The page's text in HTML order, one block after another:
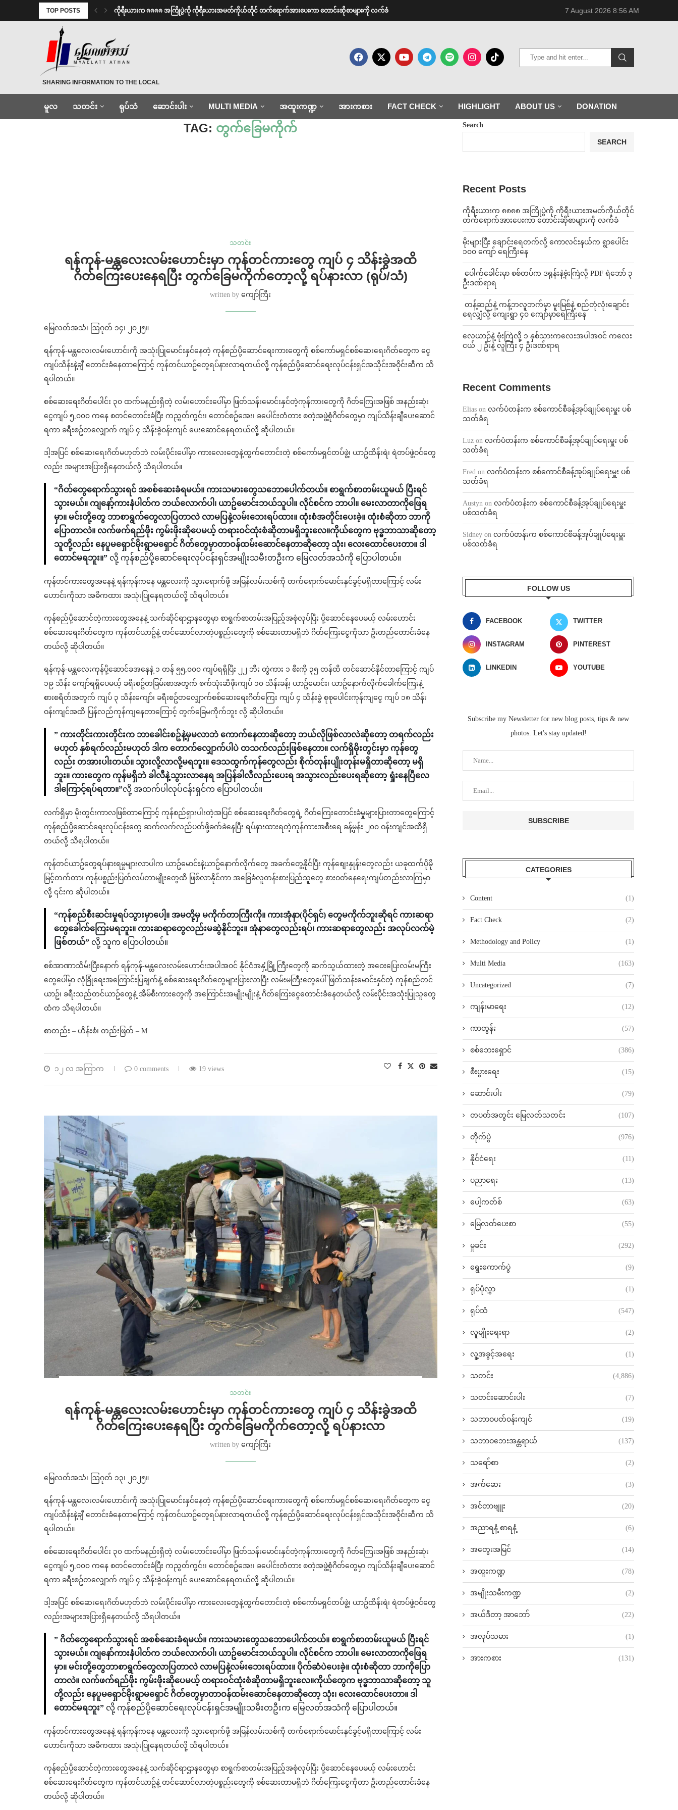
TOP POSTS ကိုရီးယားက ၈၈၈၈ အကြိုပွဲကို ကိုရီးယားအမတ်ကိုယ်တိုင် တက်ရောက်အားပေးကာ တောင်းဆိုစာများကို လက်ခံ 7 August 2026 8:56 AM
MYAELATT ATHAN
SHARING INFORMATION TO THE LOCAL
မူလ သတင်း ရုပ်သံ ဆောင်းပါး MULTI MEDIA အထူးကဏ္ဍ အားကစား FACT CHECK HIGHLIGHT ABOUT US DONATION
Home တွက်ခြေမကိုက်
TAG: တွက်ခြေမကိုက်
သတင်း
⁨ရန်ကုန်-မန္တလေးလမ်းဟောင်းမှာ ကုန်တင်ကားတွေ ကျပ် ၄ သိန်းခွဲအထိ
ဂိတ်ကြေးပေးနေရပြီး တွက်ခြေမကိုက်တော့လို့ ရပ်နားလာ (ရုပ်/သံ)
written byကျော်ကြီး
မြေလတ်အသံ၊ ဩဂုတ် ၁၄၊ ၂၀၂၅။
ရန်ကုန်-မန္တလေးလမ်းဟောင်းကို အသုံးပြုမောင်းနှင်နေတဲ့ ကုန်စည်ပို့ဆောင်ရေးကားတွေကို စစ်ကော်မရှင်စစ်ဆေးရေးဂိတ်တွေက ငွေ
ကျပ်သိန်းနဲ့ချီ တောင်းခံနေတာကြောင့် ကုန်တင်ယာဥ်တွေရပ်နားလာရတယ်လို့ ကုန်စည်ပို့ဆောင်ရေးလုပ်ငန်းရှင်အသိုင်းအဝိုင်းဆီက သိ
ရပါတယ်။
စစ်ဆေးရေးဂိတ်ပေါင်း ၃၀ ထက်မနည်းရှိတဲ့ လမ်းဟောင်းပေါ်မှာ ဖြတ်သန်းမောင်းနှင်တဲ့ကုန်ကားတွေကို ဂိတ်ကြေးအဖြစ် အနည်းဆုံး
ငွေကျပ် ၅,၀၀၀ ကနေ စတင်တောင်းခံပြီး ကညွှတ်ကွင်း၊ တောင်စဥ်အေး၊ ခပေါင်းတံတား စတဲ့အဖွဲ့စုံဂိတ်တွေမှာ ကျပ်သိန်းချီပေးဆောင်
ရကာ ခရီးစဥ်တလျှောက် ကျပ် ၄ သိန်းခွဲဝန်းကျင် ပေးဆောင်နေရတယ်လို့ ဆိုပါတယ်။
ဒါ့အပြင် စစ်ဆေးရေးဂိတ်မဟုတ်ဘဲ လမ်းပိုင်းပေါ်မှာ ကားလေးတွေနဲ့ထွက်တောင်းတဲ့ စစ်ကော်မရှင်တပ်ဖွဲ့၊ ယာဥ်ထိန်းရဲ၊ ရဲတပ်ဖွဲ့ဝင်တွေ
လည်း အများအပြားရှိနေတယ်လို့ သိရပါတယ်။
“ဂိတ်တွေရောက်သွားရင် အစစ်ဆေးခံရမယ်။ ကားသမားတွေသဘောပေါက်တယ်။ စာရွက်စာတမ်းယူမယ် ပြီးရင်
သွားမယ်။ ကျနော့်ကားနံပါတ်က ဘယ်လောက်ပါ၊ ယာဥ်မောင်းဘယ်သူပါ။ လိုင်စင်က ဘာပါ။ မေးလာတာကိုဖြေရ
မှာ။ မင်းတို့တွေ ဘာစာရွက်တွေလာပြတာလဲ လာမပြနဲ့လမ်းဘေးရပ်ထား။ ထုံးစံအတိုင်းပေးခဲ့။ ထုံးစံဆိုတာ ဘာကို
ပြောတာလဲ။ လက်ဖက်ရည်ဖိုး ကွမ်းဖိုးဆိုပေမယ့် တရားဝင်ထုံးစံဆိုတာမရှိဘူးလေ။ကိုယ်တွေက ဗုဒ္ဓဘာသာဆိုတော့
သူတို့လည်း နေပူမရှောင်မိုးရွာမရှောင် ဂိတ်တွေမှာတာဝန်ထမ်းဆောင်နေတာဆိုတော့ သုံး၊ လေးထောင်ပေးတာ။ ဒါ
တောင်မရဘူး။” လို့ ကုန်စည်ပို့ဆောင်ရေးလုပ်ငန်းရှင်အမျိုးသမီးတဦးက မြေလတ်အသံကို ပြောပါတယ်။
ကုန်တင်ကားတွေအနေနဲ့ ရန်ကုန်ကနေ မန္တလေးကို သွားရောက်ဖို့ အမြန်လမ်းသစ်ကို တက်ရောက်မောင်းနှင်ခွင့်မရှိတာကြောင့် လမ်း
ဟောင်းကိုသာ အဓိကထား အသုံးပြုနေရတယ်လို့ သိရပါတယ်။
ကုန်စည်ပို့ဆောင်တဲ့ကားတွေအနေနဲ့ သက်ဆိုင်ရာဌာနတွေမှာ စာရွက်စာတမ်းအပြည့်အစုံလုပ်ပြီး ပို့ဆောင်နေပေမယ့် လမ်းဟောင်း
စစ်ဆေးရေးဂိတ်တွေက ကုန်တင်ယာဥ်နဲ့ တင်ဆောင်လာတဲ့ပစ္စည်းတွေကို စစ်ဆေးတာမရှိဘဲ ဂိတ်ကြေးငွေကိုသာ ဦးတည်တောင်းခံနေ
တယ်လို့ ဆိုပါတယ်။
ရန်ကုန်-မန္တလေးကုန်ပို့ဆောင်ခအနေနဲ့ ၁ တန် ၅၅,၀၀၀ ကျပ်ရရှိပြီး ၂၂ ဘီး တွဲကား ၁ စီးကို ၃၅ တန်ထိ တင်ဆောင်နိုင်တာကြောင့် ကျပ်
၁၉ သိန်း ကျော်ရရှိပေမယ့် ခရီးစဥ်တခြမ်းစာအတွက် စက်သုံးဆီဖိုးကျပ် ၁၀ သိန်းခန့်၊ ယာဥ်မောင်း၊ ယာဥ်နောက်လိုက်ခေါက်ကြေးနဲ့
စားစရိတ်အတွက် ကျပ် ၃ သိန်းကျော်၊ ခရီးစဥ်တလျှောက်စစ်ဆေးရေးဂိတ်ကြေး ကျပ် ၄ သိန်းခွဲ စုစုပေါင်းကုန်ကျငွေ ကျပ် ၁၈ သိန်း
ဝန်းကျင်အထိ ပြန်လည်ကုန်ကျနေတာကြောင့် တွက်ခြေမကိုက်ဘူး လို့ ဆိုပါတယ်။
” ကားတိုင်းကားတိုင်းက ဘာခေါင်းစဥ်နဲ့မှမလာဘဲ ကောက်နေတာဆိုတော့ ဘယ်လိုဖြစ်လာလဲဆိုတော့ တရက်လည်း
မဟုတ် နှစ်ရက်လည်းမဟုတ် ဒါက တောက်လျှောက်ပါပဲ တသက်လည်းဖြစ်နေတာ။ လက်ရှိမိုးတွင်းမှာ ကုန်တွေ
လည်း တအားပါးတယ်။ သွားလို့လာလို့မရဘူး။ ဒေသထွက်ကုန်တွေလည်း စိုက်တုန်းပျိုးတုန်းမရှိတာဆိုတော့ မရှိ
ဘူး။ ကားတွေက ကုန်မရှိဘဲ ခါလီနဲ့သွားလာနေရ အပြန်ခါလီလည်းပေးရ အသွားလည်းပေးရဆိုတော့ ရှုံးနေပြီလေ
ဒါကြောင့်ရပ်ရတာ။”လို့ အထက်ပါလုပ်ငန်းရှင်က ပြောပါတယ်။
လက်ရှိမှာ မိုးတွင်းကာလဖြစ်တာကြောင့် ကုန်စည်ရှားပါးတဲ့အပြင် စစ်ဆေးရေးဂိတ်တွေရဲ့ ဂိတ်ကြေးတောင်းခံမှုများပြားတာတွေကြောင့်
ကုန်စည်ပို့ဆောင်ရေးလုပ်ငန်းတွေ ဆက်လက်လည်ပတ်ဖို့ခက်ခဲနေပြီး ရပ်နားထားရတဲ့ကုန်ကားအစီးရေ ခန့်မှန်း ၂၀၀ ဝန်းကျင်အထိရှိ
တယ်လို့ သိရပါတယ်။
ကုန်တင်ယာဥ်တွေရပ်နားရမှုများလာပါက ယာဥ်မောင်းနဲ့ယာဥ်နောက်လိုက်တွေ အခက်တွေ့နိုင်ပြီး ကုန်စျေးနှုန်းတွေလည်း ယခုထက်ပိုမို
မြင့်တက်တာ၊ ကုန်ပစ္စည်းပြတ်လပ်တာမျိုးတွေထိ ဖြစ်လာနိုင်ကာ အခြေခံလူတန်းစားပြည်သူတွေ စားဝတ်နေရေးကျပ်တည်းလာကြမှာ
လို့ ၎င်းက ဆိုပါတယ်။
“ကုန်စည်စီးဆင်းမှုရပ်သွားမှာပေါ့။ အမတို့မှ မကိုက်တာကြီးကို။ ကားအုံနာ(ပိုင်ရှင်) တွေမကိုက်ဘူးဆိုရင် ကားဆရာ
တွေခေါက်ကြေးမရဘူး။ ကားဆရာတွေလည်းမဆွဲနိုင်ဘူး။ အုံနာတွေလည်းရပ်၊ ကားဆရာတွေလည်း အလုပ်လက်မဲ့
ဖြစ်တယ်” လို့ သူက ပြောပါတယ်။
စစ်အာဏာသိမ်းပြီးနောက် ရန်ကုန်-မန္တလေးလမ်းဟောင်းအပါအဝင် နိုင်ငံအနှံ့မြို့ကြီးတွေကို ဆက်သွယ်ထားတဲ့ အဝေးပြေးလမ်းမကြီး
တွေပေါ်မှာ လုံခြုံရေးအကြောင်းပြချက်နဲ့ စစ်ဆေးရေးဂိတ်တွေများပြားလာပြီး လမ်းမကြီးတွေပေါ် ဖြတ်သန်းမောင်းနှင်တဲ့ ကုန်စည်တင်
ယာဥ်၊ ခရီးသည်တင်ယာဥ်တွေနဲ့ အိမ်စီးကားတွေကို အကြောင်းအမျိုးမျိုးနဲ့ ဂိတ်ကြေးငွေတောင်းခံနေတယ်လို့ လမ်းပိုင်းအသုံးပြုသူတွေ
ထံက သိရပါတယ်။
စာတည်း – ဟိန်းစံ၊ တည်းဖြတ် – M
၁၂ လ အကြာက 0 comments 19 views
သတင်း
ရန်ကုန်-မန္တလေးလမ်းဟောင်းမှာ ကုန်တင်ကားတွေ ကျပ် ၄ သိန်းခွဲအထိ
ဂိတ်ကြေးပေးနေရပြီး တွက်ခြေမကိုက်တော့လို့ ရပ်နားလာ
written byကျော်ကြီး
မြေလတ်အသံ၊ ဩဂုတ် ၁၃၊ ၂၀၂၅။
ရန်ကုန်-မန္တလေးလမ်းဟောင်းကို အသုံးပြုမောင်းနှင်နေတဲ့ ကုန်စည်ပို့ဆောင်ရေးကားတွေကို စစ်ကော်မရှင်စစ်ဆေးရေးဂိတ်တွေက ငွေ
ကျပ်သိန်းနဲ့ချီ တောင်းခံနေတာကြောင့် ကုန်တင်ယာဥ်တွေရပ်နားလာရတယ်လို့ ကုန်စည်ပို့ဆောင်ရေးလုပ်ငန်းရှင်အသိုင်းအဝိုင်းဆီက သိ
ရပါတယ်။
စစ်ဆေးရေးဂိတ်ပေါင်း ၃၀ ထက်မနည်းရှိတဲ့ လမ်းဟောင်းပေါ်မှာ ဖြတ်သန်းမောင်းနှင်တဲ့ကုန်ကားတွေကို ဂိတ်ကြေးအဖြစ် အနည်းဆုံး
ငွေကျပ် ၅,၀၀၀ ကနေ စတင်တောင်းခံပြီး ကညွတ်ကွင်း၊ တောင်စဥ်အေး၊ ခပေါင်းတံတား စတဲ့အဖွဲ့စုံဂိတ်တွေမှာ ကျပ်သိန်းချီပေးဆောင်
ရကာ ခရီးစဥ်တလျှောက် ကျပ် ၄ သိန်းခွဲဝန်းကျင် ပေးဆောင်နေရတယ်လို့ ဆိုပါတယ်။
ဒါ့အပြင် စစ်ဆေးရေးဂိတ်မဟုတ်ဘဲ လမ်းပိုင်းပေါ်မှာ ကားလေးတွေနဲ့ထွက်တောင်းတဲ့ စစ်ကော်မရှင်တပ်ဖွဲ့၊ ယာဥ်ထိန်းရဲ၊ ရဲတပ်ဖွဲ့ဝင်တွေ
လည်းအများအပြားရှိနေတယ်လို့ သိရပါတယ်။
” ဂိတ်တွေရောက်သွားရင် အစစ်ဆေးခံရမယ်။ ကားသမားတွေသဘောပေါက်တယ်။ စာရွက်စာတမ်းယူမယ် ပြီးရင်
သွားမယ်။ ကျနော်ကားနံပါတ်က ဘယ်လောက်ပါ၊ ယာဥ်မောင်းဘယ်သူပါ။ လိုင်စင်က ဘာပါ။ မေးလာတာကိုဖြေရ
မှာ။ မင်းတို့တွေဘာစာရွက်တွေလာပြတာလဲ လာမပြနဲ့လမ်းဘေးရပ်ထား။ ပိုက်ဆံပဲပေးခဲ့။ ထုံးစံဆိုတာ ဘာကိုပြော
တာလဲ။ လက်ဖက်ရည်ဖိုး ကွမ်းဖိုးဆိုပေမယ့် တရားဝင်ထုံးစံဆိုတာမရှိဘူးလေ။ကိုယ်တွေက ဗုဒ္ဓဘာသာဆိုတော့ သူ
တို့လည်း နေပူမရှောင်မိုးရွာမရှောင် ဂိတ်တွေမှာတာဝန်ထမ်းဆောင်နေတာဆိုတော့ သုံး၊ လေးထောင်ပေးတာ။ ဒါ
တောင်မရဘူး” လို့ ကုန်စည်ပို့ဆောင်ရေးလုပ်ငန်းရှင်အမျိုးသမီးတဦးက မြေလတ်အသံကို ပြောပါတယ်။
ကုန်တင်ကားတွေအနေနဲ့ ရန်ကုန်ကနေ မန္တလေးကို သွားရောက်ဖို့ အမြန်လမ်းသစ်ကို တက်ရောက်မောင်းနှင်ခွင့်မရှိတာကြောင့် လမ်း
ဟောင်းကိုသာ အဓိကထား အသုံးပြုနေရတယ်လို့ သိရပါတယ်။
ကုန်စည်ပို့ဆောင်တဲ့ကားတွေအနေနဲ့ သက်ဆိုင်ရာဌာနတွေမှာ စာရွက်စာတမ်းအပြည့်အစုံလုပ်ပြီး ပို့ဆောင်နေပေမယ့် လမ်းဟောင်း
စစ်ဆေးရေးဂိတ်တွေက ကုန်တင်ယာဥ်နဲ့ တင်ဆောင်လာတဲ့ပစ္စည်းတွေကို စစ်ဆေးတာမရှိဘဲ ဂိတ်ကြေးငွေကိုတာ ဦးတည်တောင်းခံနေ
တယ်လို့ ဆိုပါတယ်။
Search
SEARCH
Recent Posts
ကိုရီးယားက ၈၈၈၈ အကြိုပွဲကို ကိုရီးယားအမတ်ကိုယ်တိုင်
တက်ရောက်အားပေးကာ တောင်းဆိုစာများကို လက်ခံ
⁨မိုးများပြီး ချောင်းရေတက်လို့ ကောလင်းနယ်က ရွာပေါင်း
၁၀၀ ကျော် ရေကြီးနေ
⁩ ⁨ပေါက်ခေါင်းမှာ စစ်တပ်က ဒရုန်းနဲ့ဗုံးကြဲလို့ PDF ရဲဘော် ၃
ဦးဒဏ်ရာရ
⁩ ⁨တန့်ဆည်နဲ့ ကန့်ဘလူဘက်မှာ မူးမြစ်နဲ့ စည်တုံလုံးချောင်း
ရေလျှံလို့ ကျေးရွာ ၄၀ ကျော်မှာရေကြီးနေ
⁨လေယာဉ်နဲ့ ဗုံးကြဲလို့ ၁ နှစ်သားကလေးအပါအဝင် ကလေး
ငယ် ၂ ဦးနဲ့ လူကြီး ၄ ဦးဒဏ်ရာရ
Recent Comments
Elias on လက်ပံတန်းက စစ်ကောင်စီခန့်အုပ်ချုပ်ရေးမှူး ပစ်
သတ်ခံရ
Luz on လက်ပံတန်းက စစ်ကောင်စီခန့်အုပ်ချုပ်ရေးမှူး ပစ်
သတ်ခံရ
Fred on လက်ပံတန်းက စစ်ကောင်စီခန့်အုပ်ချုပ်ရေးမှူး ပစ်
သတ်ခံရ
Austyn on လက်ပံတန်းက စစ်ကောင်စီခန့်အုပ်ချုပ်ရေးမှူး
ပစ်သတ်ခံရ
Sidney on လက်ပံတန်းက စစ်ကောင်စီခန့်အုပ်ချုပ်ရေးမှူး
ပစ်သတ်ခံရ
FOLLOW US
FACEBOOK TWITTER
INSTAGRAM PINTEREST
LINKEDIN YOUTUBE
Subscribe my Newsletter for new blog posts, tips & new
photos. Let's stay updated!
CATEGORIES
Content (1)
Fact Check (2)
Methodology and Policy (1)
Multi Media (163)
Uncategorized (7)
ကျန်းမာရေး (12)
ကာတွန်း (57)
စစ်ဘေးရှောင် (386)
စီးပွားရေး (15)
ဆောင်းပါး (79)
တပတ်အတွင်း မြေလတ်သတင်း (107)
တိုက်ပွဲ (976)
နိုင်ငံရေး (11)
ပညာရေး (13)
ပေါ့ကတ်စ် (63)
မြေလတ်ပေးစာ (55)
မှုခင်း (292)
ရွေးကောက်ပွဲ (9)
ရုပ်ပုံလွှာ (1)
ရုပ်သံ (547)
လူမျိုးရေးရာ (2)
လူ့အခွင့်အရေး (1)
သတင်း (4,886)
သတင်းဆောင်းပါး (7)
သဘာဝပတ်ဝန်းကျင် (19)
သဘာဝဘေးအန္တရာယ် (137)
သရော်စာ (2)
အက်ဆေး (3)
အင်တာဗျူး (20)
အညာရနံ့ စာရနံ့ (6)
အတွေးအမြင် (14)
အထူးကဏ္ဍ (78)
အမျိုးသမီးကဏ္ဍ (2)
အယ်ဒီတာ့ အာဘော် (22)
အလုပ်သမား (1)
အားကစား (131)